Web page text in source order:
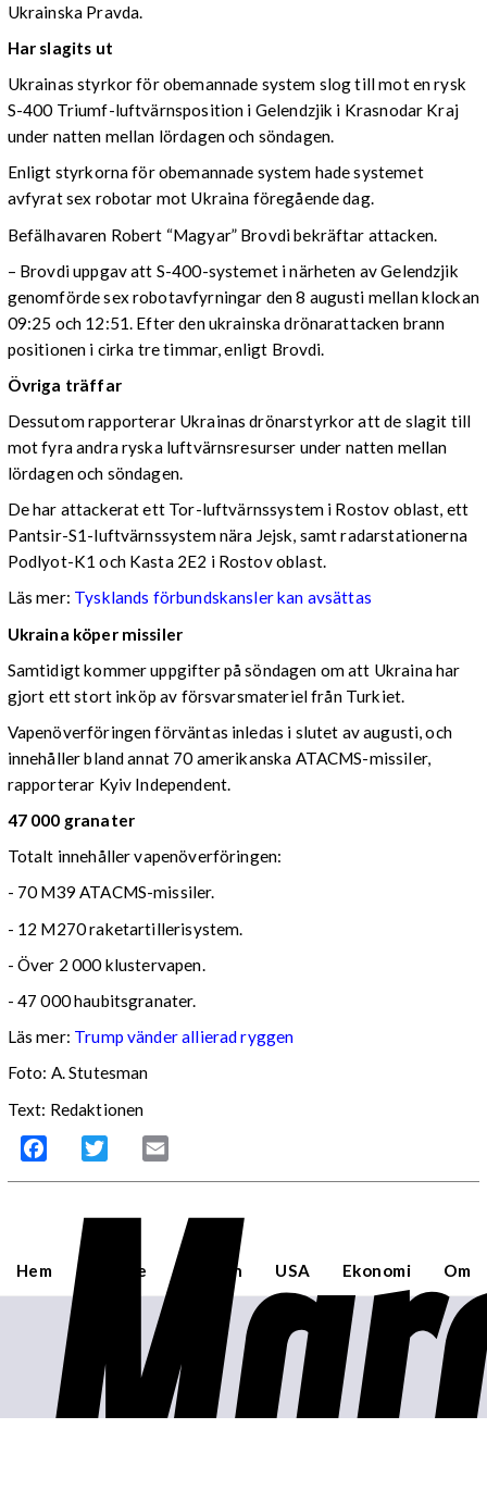
Ukrainska Pravda.
Har slagits ut
Ukrainas styrkor för obemannade system slog till mot en rysk
S-400 Triumf-luftvärnsposition i Gelendzjik i Krasnodar Kraj
under natten mellan lördagen och söndagen.
Enligt styrkorna för obemannade system hade systemet
avfyrat sex robotar mot Ukraina föregående dag.
Befälhavaren Robert “Magyar” Brovdi bekräftar attacken.
– Brovdi uppgav att S-400-systemet i närheten av Gelendzjik
genomförde sex robotavfyrningar den 8 augusti mellan klockan
09:25 och 12:51. Efter den ukrainska drönarattacken brann
positionen i cirka tre timmar, enligt Brovdi.
Övriga träffar
Dessutom rapporterar Ukrainas drönarstyrkor att de slagit till
mot fyra andra ryska luftvärnsresurser under natten mellan
lördagen och söndagen.
De har attackerat ett Tor-luftvärnssystem i Rostov oblast, ett
Pantsir-S1-luftvärnssystem nära Jejsk, samt radarstationerna
Podlyot-K1 och Kasta 2E2 i Rostov oblast.
Läs mer: Tysklands förbundskansler kan avsättas
Ukraina köper missiler
Samtidigt kommer uppgifter på söndagen om att Ukraina har
gjort ett stort inköp av försvarsmateriel från Turkiet.
Vapenöverföringen förväntas inledas i slutet av augusti, och
innehåller bland annat 70 amerikanska ATACMS-missiler,
rapporterar Kyiv Independent.
47 000 granater
Totalt innehåller vapenöverföringen:
- 70 M39 ATACMS-missiler.
- 12 M270 raketartillerisystem.
- Över 2 000 klustervapen.
- 47 000 haubitsgranater.
Läs mer: Trump vänder allierad ryggen
Foto: A. Stutesman
Text: Redaktionen
Facebook Twitter
Hem Sverige Världen USA Ekonomi Om